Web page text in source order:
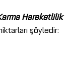
Hareketlilik
şöyledir: